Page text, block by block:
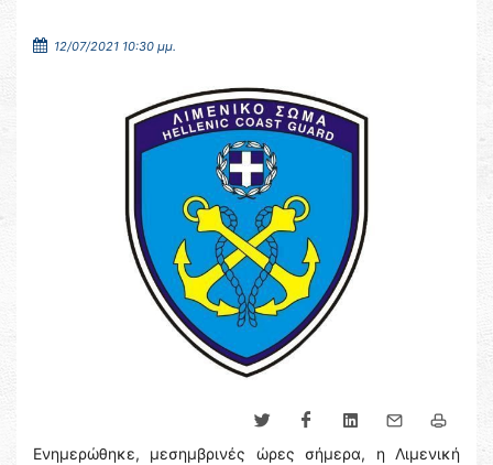
12/07/2021 10:30 μμ.
Ενημερώθηκε, μεσημβρινές ώρες σήμερα, η Λιμενική